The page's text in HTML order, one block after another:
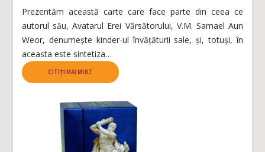
Prezentăm această carte care face parte din ceea ce
autorul său, Avatarul Erei Vărsătorului, V.M. Samael Aun
Weor, denumește kinder-ul învățăturii sale, și, totuși, în
aceasta este sintetiza…
CITIȚI MAI MULT